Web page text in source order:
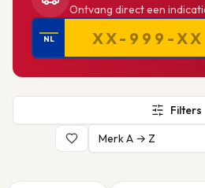
Ontvang direct een
NL
Filters
Merk A → Z